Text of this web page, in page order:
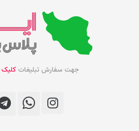
جهت سفارش تبلیغات کلیک